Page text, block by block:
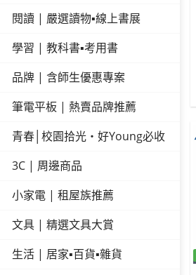
閱讀 | 嚴選讀物▪線上書展
學習 | 教科書▪考用書
品牌 | 含師生優惠專案
筆電平板 | 熱賣品牌推薦
青春│校園拾光・好Young必收
3C | 周邊商品
小家電 | 租屋族推薦
文具 | 精選文具大賞
生活 | 居家▪百貨▪雜貨